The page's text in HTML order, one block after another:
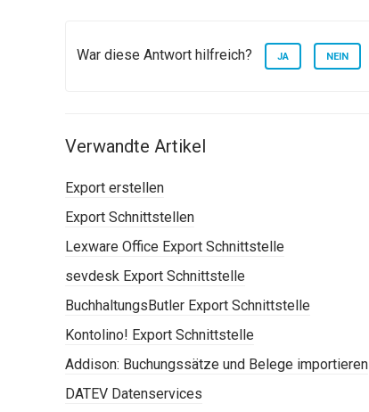
War diese Antwort hilfreich? JA NEIN
Verwandte Artikel
Export erstellen
Export Schnittstellen
Lexware Office Export Schnittstelle
sevdesk Export Schnittstelle
BuchhaltungsButler Export Schnittstelle
Kontolino! Export Schnittstelle
Addison: Buchungssätze und Belege importieren
DATEV Datenservices